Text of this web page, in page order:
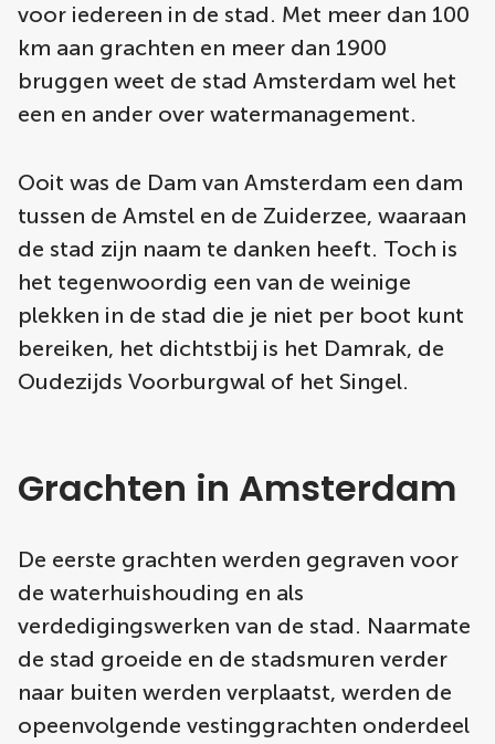
voor iedereen in de stad. Met meer dan 100
km aan grachten en meer dan 1900
bruggen weet de stad Amsterdam wel het
een en ander over watermanagement.
Ooit was de Dam van Amsterdam een dam
tussen de Amstel en de Zuiderzee, waaraan
de stad zijn naam te danken heeft. Toch is
het tegenwoordig een van de weinige
plekken in de stad die je niet per boot kunt
bereiken, het dichtstbij is het Damrak, de
Oudezijds Voorburgwal of het Singel.
Grachten in Amsterdam
De eerste grachten werden gegraven voor
de waterhuishouding en als
verdedigingswerken van de stad. Naarmate
de stad groeide en de stadsmuren verder
naar buiten werden verplaatst, werden de
opeenvolgende vestinggrachten onderdeel